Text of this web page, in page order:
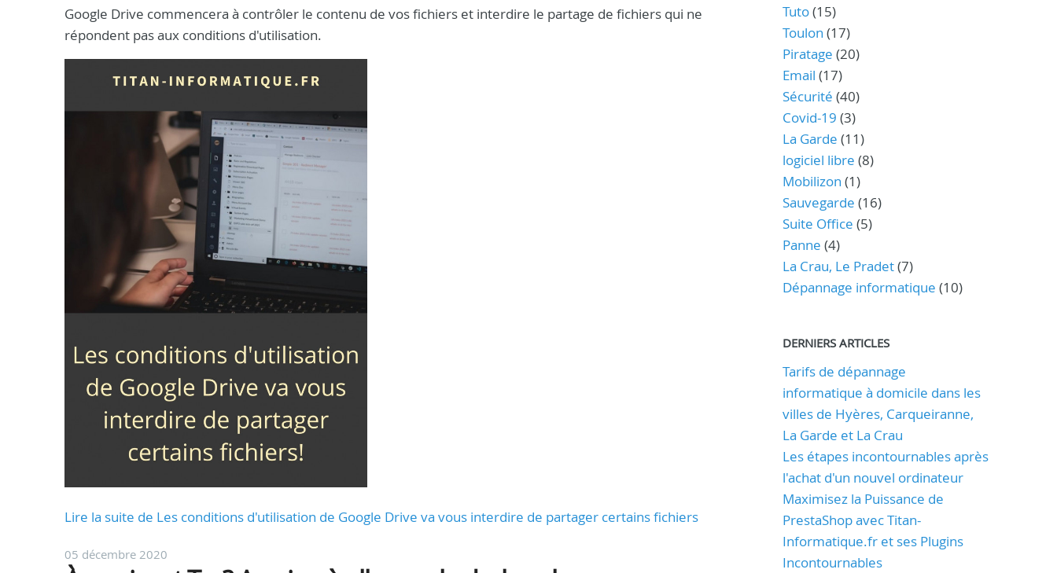
Google Drive commencera à contrôler le contenu de vos fichiers et interdire le partage de fichiers qui ne
répondent pas aux conditions d'utilisation.
Lire la suite de Les conditions d'utilisation de Google Drive va vous interdire de partager certains fichiers
05 décembre 2020
Tuto(15)
Toulon (17)
Piratage (20)
Email (17)
Sécurité (40)
Covid-19 (3)
La Garde (11)
logiciel libre (8)
Mobilizon (1)
Sauvegarde (16)
Suite Office (5)
Panne (4)
La Crau, Le Pradet(7)
Dépannage informatique (10)
DERNIERS ARTICLES
Tarifs de dépannage
informatique à domicile dans les
villes de Hyères, Carqueiranne,
La Garde et La Crau
Les étapes incontournables après
l'achat d'un nouvel ordinateur
Maximisez la Puissance de
PrestaShop avec Titan-
Informatique.fr et ses Plugins
Incontournables